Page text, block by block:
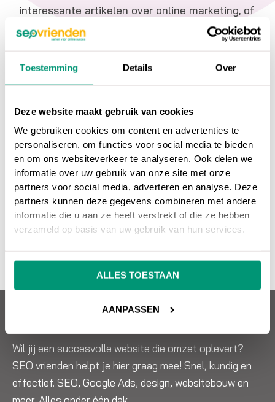
Toestemming Details Over
Deze website maakt gebruik van cookies
We gebruiken cookies om content en advertenties te
personaliseren, om functies voor social media te bieden
en om ons websiteverkeer te analyseren. Ook delen we
informatie over uw gebruik van onze site met onze
partners voor social media, adverteren en analyse. Deze
partners kunnen deze gegevens combineren met andere
informatie die u aan ze heeft verstrekt of die ze hebben
verzameld op basis van uw gebruik van hun services.
ALLES TOESTAAN
AANPASSEN
interessante artikelen over online marketing, of
ga terug naar ons
woordenboek
Wil je meer weten over online marketing om je
website beter vindbaar te maken?Wij
adviseren en helpen je graag bij SEO
zoekmachine optimalisatie en SEA
zoekmachine adverteren.
NEEM CONTACT OP
Over SEO vrienden
Wil jij een succesvolle website die omzet oplevert?
SEO vrienden helpt je hier graag mee! Snel, kundig en
effectief. SEO, Google Ads, design, websitebouw en